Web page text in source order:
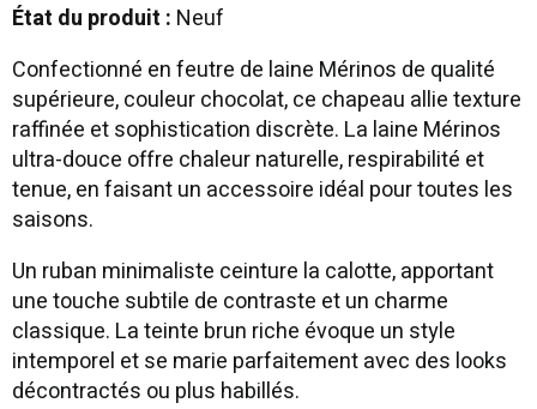
État du produit : Neuf
Confectionné en feutre de laine Mérinos de qualité
supérieure, couleur chocolat, ce chapeau allie texture
raffinée et sophistication discrète. La laine Mérinos
ultra-douce offre chaleur naturelle, respirabilité et
tenue, en faisant un accessoire idéal pour toutes les
saisons.
Un ruban minimaliste ceinture la calotte, apportant
une touche subtile de contraste et un charme
classique. La teinte brun riche évoque un style
intemporel et se marie parfaitement avec des looks
décontractés ou plus habillés.